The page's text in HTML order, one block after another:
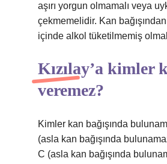
aşırı yorgun olmamalı veya
çekmemelidir. Kan
içinde alkol tüketilmemiş
Kızılay’a kimler
veremez?
Kimler kan bağışında
(asla kan bağışında
C (asla kan bağışında